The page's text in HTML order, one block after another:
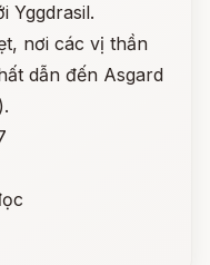
Yggdrasil.
nơi các vị thần
dẫn đến Asgard